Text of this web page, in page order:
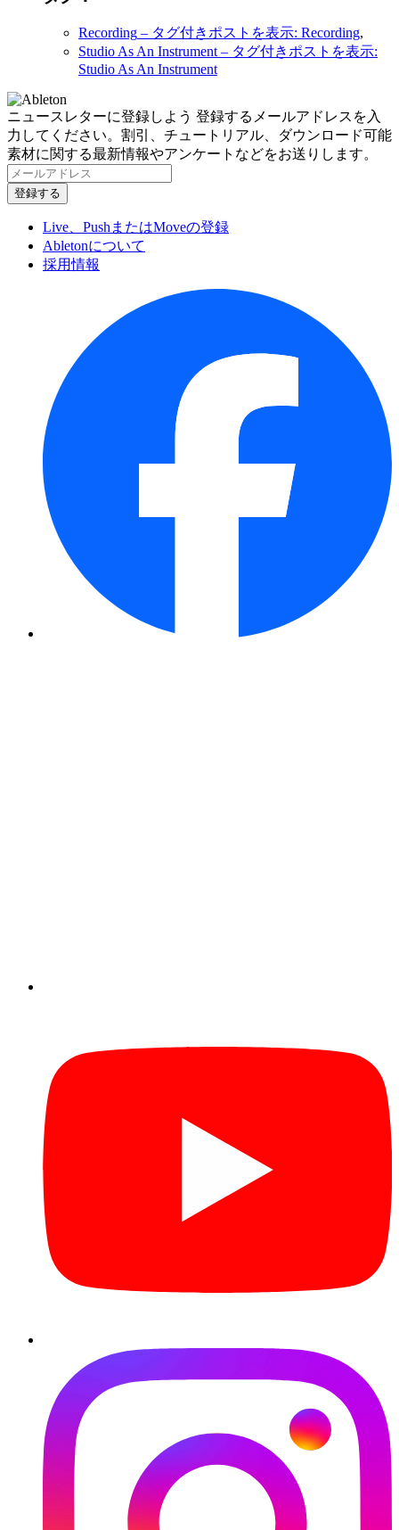
Recording – タグ付きポストを表示: Recording,
Studio As An Instrument – タグ付きポストを表示:
Studio As An Instrument
ニュースレターに登録しよう 登録するメールアドレスを入
力してください。割引、チュートリアル、ダウンロード可能
素材に関する最新情報やアンケートなどをお送りします。
Live、PushまたはMoveの登録
Abletonについて
採用情報